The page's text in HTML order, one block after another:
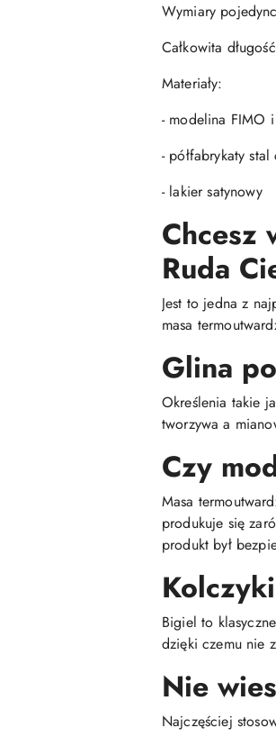
Wymiary
Całkowita
Materiały:
- modelina FIMO
- półfabrykaty
- lakier satynowy
Chcesz
Ruda
Jest to jedna z
masa
Glina
Określenia takie
tworzywa a
Czy
Masa
produkuje się
produkt był
Bigiel to
dzięki czemu nie
Nie
Najczęściej